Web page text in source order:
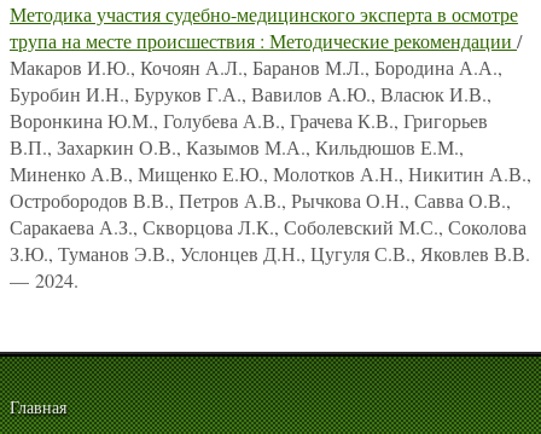
Методика участия судебно-медицинского эксперта в осмотре
трупа на месте происшествия : Методические рекомендации /
Макаров И.Ю., Кочоян А.Л., Баранов М.Л., Бородина А.А.,
Буробин И.Н., Буруков Г.А., Вавилов А.Ю., Власюк И.В.,
Воронкина Ю.М., Голубева А.В., Грачева К.В., Григорьев
В.П., Захаркин О.В., Казымов М.А., Кильдюшов Е.М.,
Миненко А.В., Мищенко Е.Ю., Молотков А.Н., Никитин А.В.,
Остробородов В.В., Петров А.В., Рычкова О.Н., Савва О.В.,
Саракаева А.З., Скворцова Л.К., Соболевский М.С., Соколова
З.Ю., Туманов Э.В., Услонцев Д.Н., Цугуля С.В., Яковлев В.В.
— 2024.
Главная